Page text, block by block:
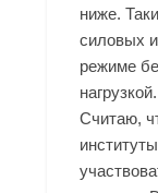
ниже.
силовых
режиме
нагрузкой.
Считаю,